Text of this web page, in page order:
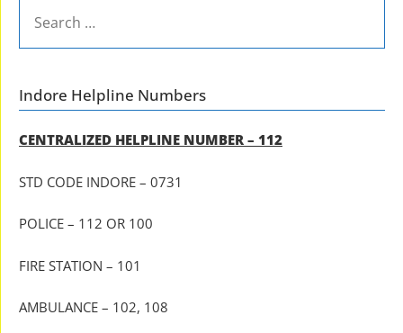
FOR:
Indore Helpline Numbers
CENTRALIZED HELPLINE NUMBER – 112
STD CODE INDORE – 0731
POLICE – 112 OR 100
FIRE STATION – 101
AMBULANCE – 102, 108